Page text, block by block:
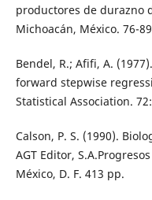
productores de durazno
Michoacán, México. 76-
Bendel, R.; Afifi, A.
forward stepwise
Statistical Association.
Calson, P. S. (1990).
AGT Editor,
México, D. F. 413 pp.